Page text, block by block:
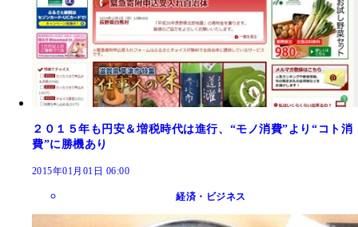
２０１５年も円安＆増税時代は進行、“モノ消費”より“コト消
費”に勝機あり
2015年01月01日 06:00
経済・ビジネス